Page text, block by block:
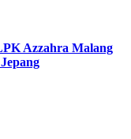
Azzahra Malang